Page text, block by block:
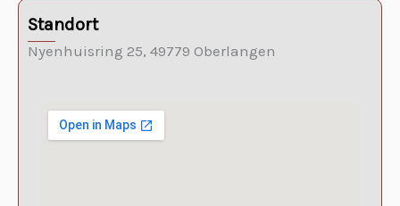
Standort
Nyenhuisring 25, 49779 Oberlangen